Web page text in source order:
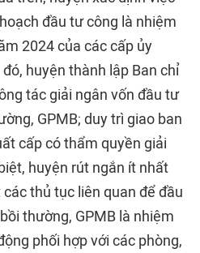
đầu tư công là nhiệm
2024 của các cấp ủy
huyện thành lập Ban chỉ
tác giải ngân vốn đầu tư
GPMB; duy trì giao ban
cấp có thẩm quyền giải
huyện rút ngắn ít nhất
thủ tục liên quan để đầu
thường, GPMB là nhiệm
phối hợp với các phòng,